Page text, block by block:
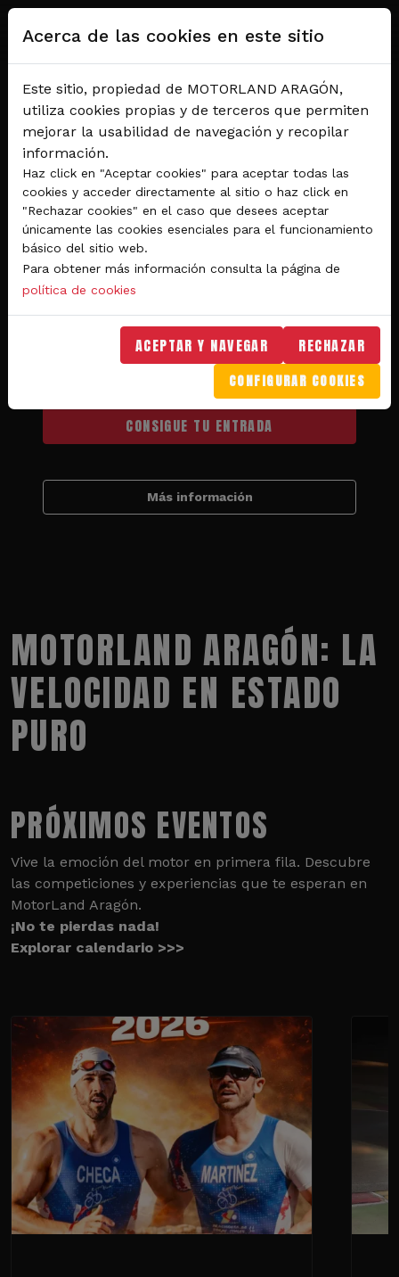
Pasar al contenido principal
Del 28 al 30 de agosto 2026
Circuito de velocidad
GRAN PREMIO
MICHELIN® DE ARAGÓN
DE MOTOGP™ 2026
CONSIGUE TU ENTRADA
Más información
MOTORLAND ARAGÓN: LA
VELOCIDAD EN ESTADO
PURO
PRÓXIMOS EVENTOS
Vive la emoción del motor en primera fila. Descubre
las competiciones y experiencias que te esperan en
MotorLand Aragón.
¡No te pierdas nada!
Explorar calendario >>>
Acerca de las cookies en este sitio
Este sitio, propiedad de MOTORLAND ARAGÓN,
utiliza cookies propias y de terceros que permiten
mejorar la usabilidad de navegación y recopilar
información.
Haz click en "Aceptar cookies" para aceptar todas las
cookies y acceder directamente al sitio o haz click en
"Rechazar cookies" en el caso que desees aceptar
únicamente las cookies esenciales para el funcionamiento
básico del sitio web.
Para obtener más información consulta la página de
política de cookies
ACEPTAR Y NAVEGAR RECHAZAR
CONFIGURAR COOKIES